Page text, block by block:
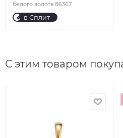
белого золота 86367
в Сплит
С этим товаром